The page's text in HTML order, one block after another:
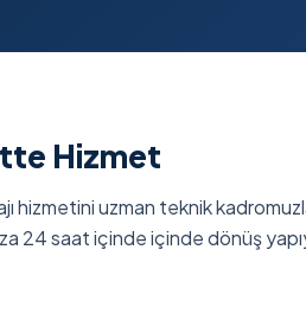
Hizmet
hizmetini uzman teknik
24 saat içinde içinde dönüş